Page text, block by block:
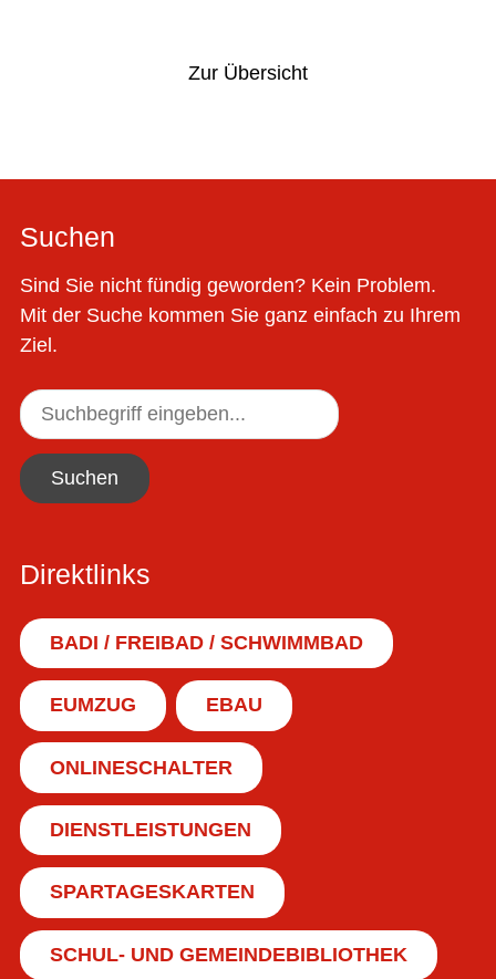
Zur Übersicht
Direktlinks
BADI / FREIBAD / SCHWIMMBAD
EUMZUG EBAU
ONLINESCHALTER
DIENSTLEISTUNGEN
SPARTAGESKARTEN
SCHUL- UND GEMEINDEBIBLIOTHEK
Suchen
Sind Sie nicht fündig geworden? Kein Problem.
Mit der Suche kommen Sie ganz einfach zu Ihrem
Ziel.
Suchen